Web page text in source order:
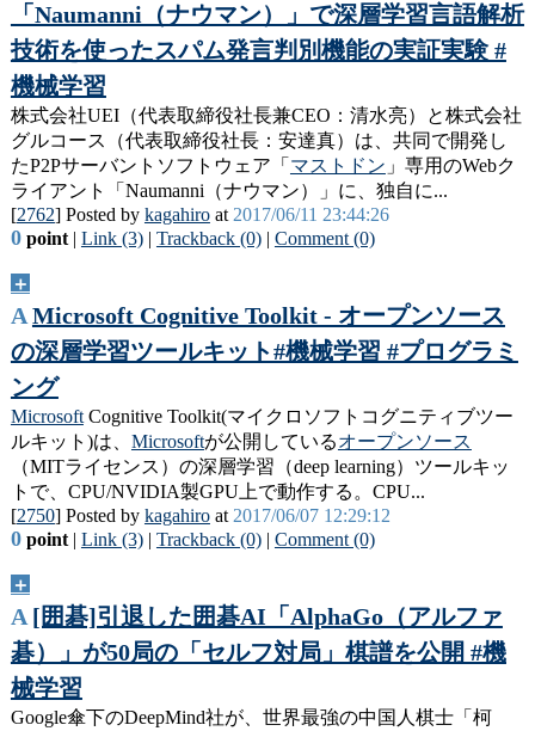
「Naumanni（ナウマン）」で深層学習言語解析
技術を使ったスパム発言判別機能の実証実験 #
機械学習
株式会社UEI（代表取締役社長兼CEO：清水亮）と株式会社
グルコース（代表取締役社長：安達真）は、共同で開発し
たP2Pサーバントソフトウェア「 マストドン 」専用のWebク
ライアント「Naumanni（ナウマン）」に、独自に...
[2762] Posted by kagahiroat 2017/06/11 23:44:26
0point| Link (3)| Trackback (0)| Comment (0)
＋
A Microsoft Cognitive Toolkit - オープンソース
の深層学習ツールキット#機械学習 #プログラミ
ング
MicrosoftCognitive Toolkit(マイクロソフトコグニティブツー
ルキット)は、 Microsoftが公開しているオープンソース
（MITライセンス）の深層学習（deep learning）ツールキッ
トで、CPU/NVIDIA製GPU上で動作する。CPU...
[2750] Posted by kagahiroat 2017/06/07 12:29:12
0point| Link (3)| Trackback (0)| Comment (0)
＋
A [囲碁]引退した囲碁AI「AlphaGo（アルファ
碁）」が50局の「セルフ対局」棋譜を公開 #機
械学習
Google傘下のDeepMind社が、世界最強の中国人棋士「柯